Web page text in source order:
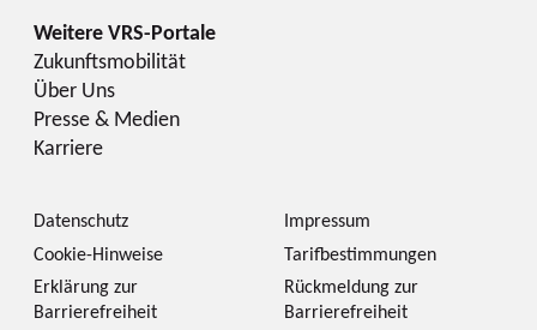
Zukunftsmobilität
Über Uns
Presse & Medien
Karriere
Datenschutz
Impressum
Cookie-Hinweise
Tarifbestimmungen
Erklärung zur
Barrierefreiheit
Rückmeldung zur
Barrierefreiheit